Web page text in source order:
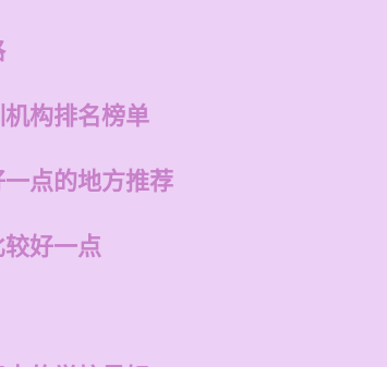
构排名榜单
点的地方推荐
好一点